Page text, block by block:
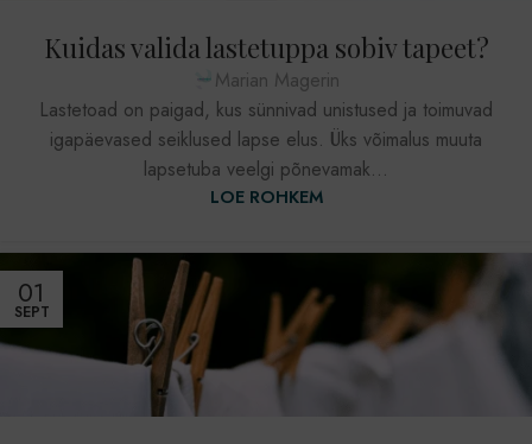
Kuidas valida lastetuppa sobiv tapeet?
Marian Magerin
Lastetoad on paigad, kus sünnivad unistused ja toimuvad
igapäevased seiklused lapse elus. Üks võimalus muuta
lapsetuba veelgi põnevamak...
LOE ROHKEM
01
SEPT